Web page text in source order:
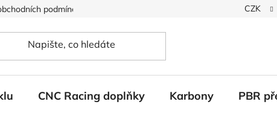
podmínek Věrnostní
CZK
CNC Racing doplňky Karbony PBR